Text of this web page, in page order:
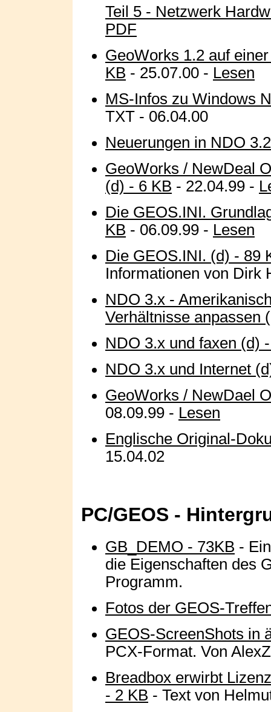
Teil 5 - Netzwerk
PDF
GeoWorks 1.2 auf
KB - 25.07.00 - Lesen
MS-Infos zu Windows
TXT - 06.04.00
Neuerungen in NDO
GeoWorks / NewDeal
(d) - 6 KB - 22.04.99 -
Die GEOS.INI.
KB - 06.09.99 - Lesen
Die GEOS.INI. (d) - 89
Informationen von Dirk
NDO 3.x -
Verhältnisse anpassen
NDO 3.x und faxen (d)
NDO 3.x und Internet
GeoWorks / NewDael
08.09.99 - Lesen
Englische Original-
15.04.02
PC/GEOS -
GB_DEMO - 73KB -
die Eigenschaften des
Programm.
Fotos der GEOS-
GEOS-ScreenShots in
PCX-Format. Von
Breadbox erwirbt
- 2 KB - Text von